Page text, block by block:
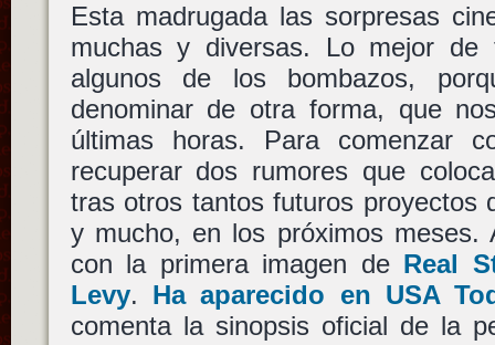
Esta madrugada las sorpresas
muchas y diversas. Lo mejor de
algunos de los bombazos,
denominar de otra forma, que
últimas horas. Para comenzar
recuperar dos rumores que
tras otros tantos futuros proyectos
y mucho, en los próximos meses.
con la primera imagen de Real
Levy. Ha aparecido en USA
comenta la sinopsis oficial de la